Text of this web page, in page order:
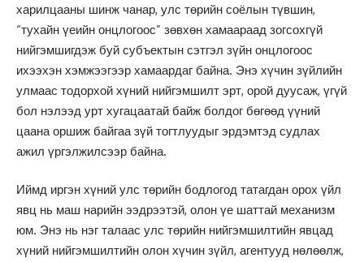
харилцааны шинж чанар, улс төрийн соёлын түвшин,
“тухайн үеийн онцлогоос” зөвхөн хамаараад зогсохгүй
нийгэмшигдэж буй субъектын сэтгэл зүйн онцлогоос
ихээхэн хэмжээгээр хамаардаг байна. Энэ хүчин зүйлийн
улмаас тодорхой хүний нийгэмшилт эрт, орой дуусаж, үгүй
бол нэлээд урт хугацаатай байж болдог бөгөөд үүний
цаана оршиж байгаа зүй тогтлуудыг эрдэмтэд судлах
ажил үргэлжилсээр байна.
Иймд иргэн хүний улс төрийн бодлогод татагдан орох үйл
явц нь маш нарийн ээдрээтэй, олон үе шаттай механизм
юм. Энэ нь нэг талаас улс төрийн нийгэмшилтийн явцад
хүний нийгэмшилтийн олон хүчин зүйл, агентууд нөлөөлж,